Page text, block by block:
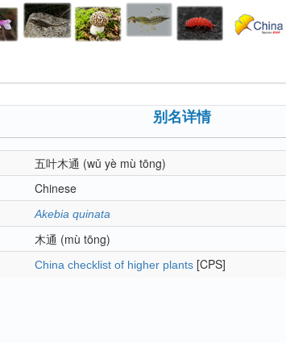
别名详情
五叶木通 (wǔ yè mù tōng)
Chinese
Akebia quinata
木通 (mù tōng)
China checklist of higher plants [CPS]